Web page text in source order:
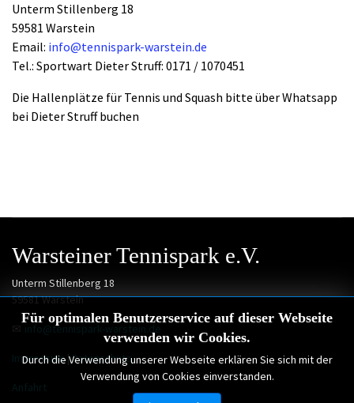
Unterm Stillenberg 18
59581 Warstein
Email: info@tennispark-warstein.de
Tel.: Sportwart Dieter Struff: 0171 / 1070451
Die Hallenplätze für Tennis und Squash bitte über Whatsapp
bei Dieter Struff buchen
Für optimalen Benutzerservice auf dieser Webseite
verwenden wir Cookies.
Durch die Verwendung unserer Webseite erklären Sie sich mit der
Verwendung von Cookies einverstanden.
Warsteiner Tennispark e.V.
Unterm Stillenberg 18
59581 Warstein
✉ info@tennispark-warstein.de
Impressum|Datenschutz
Anfahrt